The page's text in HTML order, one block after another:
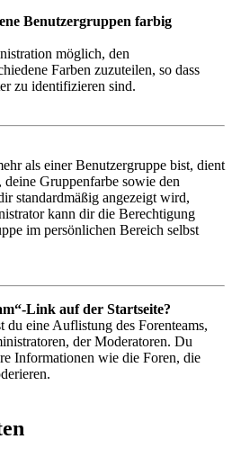
Benutzergruppen farbig
möglich, den
Farben zuzuteilen, so dass
zu identifizieren sind.
als einer Benutzergruppe bist, dient
Gruppenfarbe sowie den
standardmäßig angezeigt wird,
kann dir die Berechtigung
im persönlichen Bereich selbst
Link auf der Startseite?
du eine Auflistung des Forenteams,
der Moderatoren. Du
Informationen wie die Foren, die